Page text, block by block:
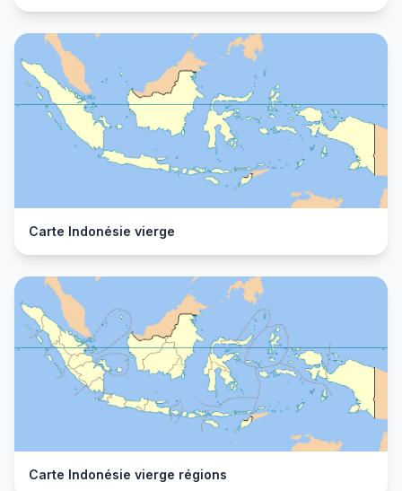
Carte Indonésie vierge
Carte Indonésie vierge régions